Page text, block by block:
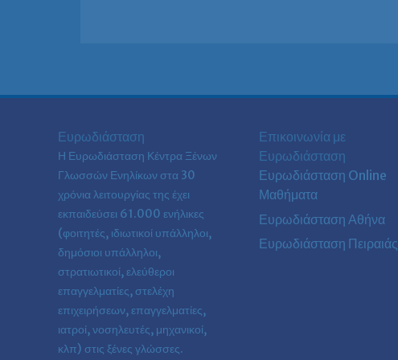
Ευρωδιάσταση
Η Ευρωδιάσταση Κέντρα Ξένων
Γλωσσών Ενηλίκων στα 30
χρόνια λειτουργίας της έχει
εκπαιδεύσει 61.000 ενήλικες
(φοιτητές, ιδιωτικοί υπάλληλοι,
δημόσιοι υπάλληλοι,
στρατιωτικοί, ελεύθεροι
επαγγελματίες, στελέχη
επιχειρήσεων, επαγγελματίες,
ιατροί, νοσηλευτές, μηχανικοί,
κλπ) στις ξένες γλώσσες.
Επικοινωνία με
Ευρωδιάσταση
Ευρωδιάσταση Online
Μαθήματα
Ευρωδιάσταση Αθήνα
Ευρωδιάσταση Πειραιάς